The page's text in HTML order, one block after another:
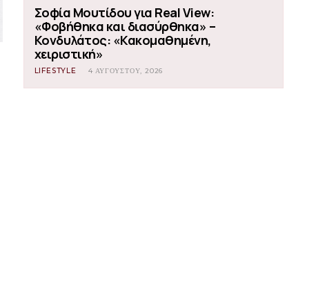
Σοφία Μουτίδου για Real View:
«Φοβήθηκα και διασύρθηκα» –
Κονδυλάτος: «Κακομαθημένη,
χειριστική»
LIFESTYLE 4 ΑΥΓΟΎΣΤΟΥ, 2026